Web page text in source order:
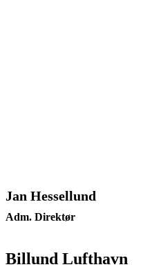
Jan Hessellund
Adm. Direktør
Billund Lufthavn